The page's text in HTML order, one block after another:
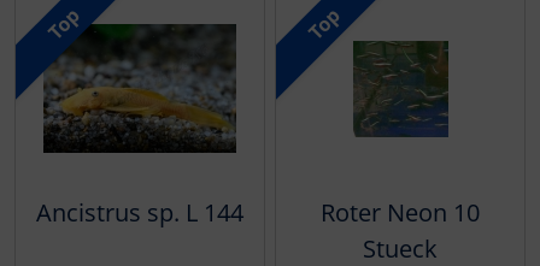
Top
Ancistrus sp. L 144
Top
Roter Neon 10
Stueck